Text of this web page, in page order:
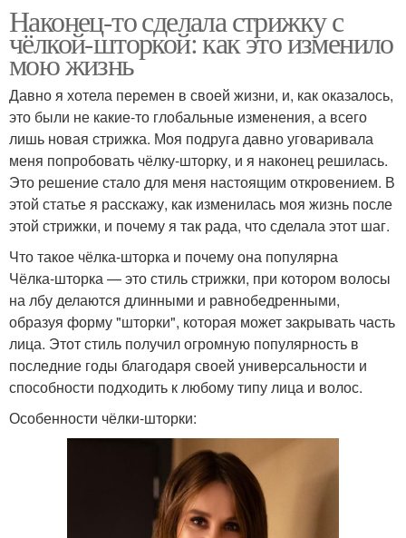
Наконец-то сделала стрижку с
чёлкой-шторкой: как это изменило
мою жизнь
Давно я хотела перемен в своей жизни, и, как оказалось,
это были не какие-то глобальные изменения, а всего
лишь новая стрижка. Моя подруга давно уговаривала
меня попробовать чёлку-шторку, и я наконец решилась.
Это решение стало для меня настоящим откровением. В
этой статье я расскажу, как изменилась моя жизнь после
этой стрижки, и почему я так рада, что сделала этот шаг.
Что такое чёлка-шторка и почему она популярна
Чёлка-шторка — это стиль стрижки, при котором волосы
на лбу делаются длинными и равнобедренными,
образуя форму "шторки", которая может закрывать часть
лица. Этот стиль получил огромную популярность в
последние годы благодаря своей универсальности и
способности подходить к любому типу лица и волос.
Особенности чёлки-шторки: